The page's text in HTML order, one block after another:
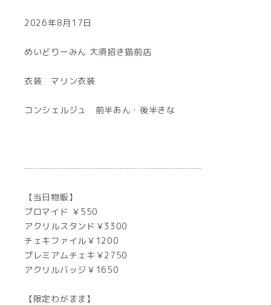
2026年8月17日
めいどりーみん 大須招き猫前店
衣装 マリン衣装
コンシェルジュ 前半あん・後半きな
┈┈┈┈┈┈┈┈┈┈┈┈┈┈┈┈┈┈┈┈
【当日物販】
ブロマイド ￥550
アクリルスタンド￥3300
チェキファイル￥1200
プレミアムチェキ￥2750
アクリルバッジ￥1650
【限定わがまま】